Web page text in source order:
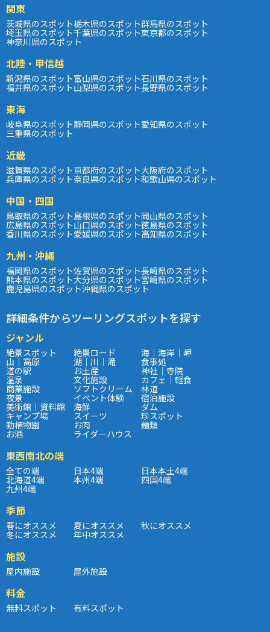
関東
茨城県のスポット栃木県のスポット群馬県のスポット
埼玉県のスポット千葉県のスポット東京都のスポット
神奈川県のスポット
北陸・甲信越
新潟県のスポット富山県のスポット石川県のスポット
福井県のスポット山梨県のスポット長野県のスポット
東海
岐阜県のスポット静岡県のスポット愛知県のスポット
三重県のスポット
近畿
滋賀県のスポット京都府のスポット大阪府のスポット
兵庫県のスポット奈良県のスポット和歌山県のスポット
中国・四国
鳥取県のスポット島根県のスポット岡山県のスポット
広島県のスポット山口県のスポット徳島県のスポット
香川県のスポット愛媛県のスポット高知県のスポット
九州・沖縄
福岡県のスポット佐賀県のスポット長崎県のスポット
熊本県のスポット大分県のスポット宮崎県のスポット
鹿児島県のスポット沖縄県のスポット
詳細条件からツーリングスポットを探す
ジャンル
絶景スポット 絶景ロード 海｜海岸｜岬
山｜高原 湖｜川｜滝 食事処
道の駅 お土産 神社｜寺院
温泉 文化施設 カフェ｜軽食
商業施設 ソフトクリーム 林道
夜景 イベント体験 宿泊施設
美術館｜資料館 海鮮 ダム
キャンプ場 スイーツ 珍スポット
動植物園 お肉 麺類
お酒 ライダーハウス
東西南北の端
全ての端 日本4端 日本本土4端
北海道4端 本州4端 四国4端
九州4端
季節
春にオススメ 夏にオススメ 秋にオススメ
冬にオススメ 年中オススメ
施設
屋内施設 屋外施設
料金
無料スポット 有料スポット